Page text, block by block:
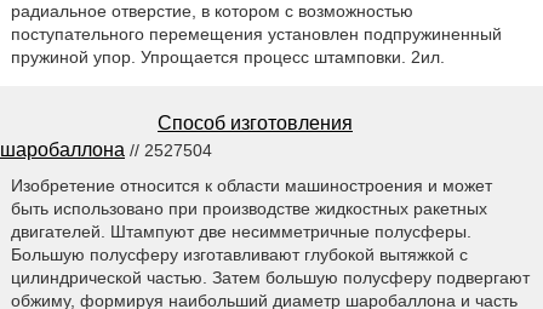
радиальное отверстие, в котором с возможностью
поступательного перемещения установлен подпружиненный
пружиной упор. Упрощается процесс штамповки. 2ил.
Способ изготовления
шаробаллона // 2527504
Изобретение относится к области машиностроения и может
быть использовано при производстве жидкостных ракетных
двигателей. Штампуют две несимметричные полусферы.
Большую полусферу изготавливают глубокой вытяжкой с
цилиндрической частью. Затем большую полусферу подвергают
обжиму, формируя наибольший диаметр шаробаллона и часть